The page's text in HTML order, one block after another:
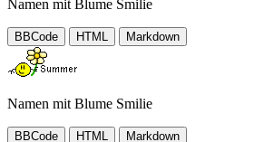
Namen mit Blume Smilie
BBCode HTML Markdown
Namen mit Blume Smilie
BBCode HTML Markdown